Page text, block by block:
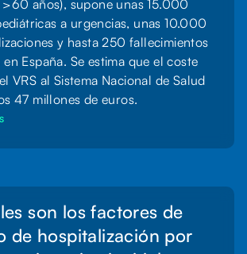
años), supone unas 15.000
a urgencias, unas 10.000
y hasta 250 fallecimientos
en España. Se estima que el coste
VRS al Sistema Nacional de Salud
47 millones de euros.
son los factores de
de hospitalización por